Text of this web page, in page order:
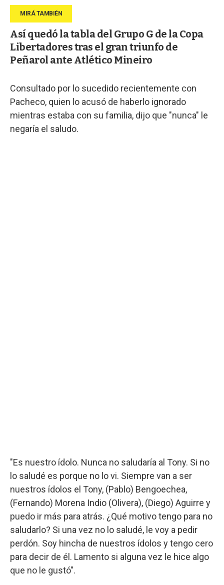
Así quedó la tabla del Grupo G de la Copa
Libertadores tras el gran triunfo de
Peñarol ante Atlético Mineiro
Consultado por lo sucedido recientemente con
Pacheco, quien lo acusó de haberlo ignorado
mientras estaba con su familia, dijo que "nunca" le
negaría el saludo.
"Es nuestro ídolo. Nunca no saludaría al Tony. Si no
lo saludé es porque no lo vi. Siempre van a ser
nuestros ídolos el Tony, (Pablo) Bengoechea,
(Fernando) Morena Indio (Olivera), (Diego) Aguirre y
puedo ir más para atrás. ¿Qué motivo tengo para no
saludarlo? Si una vez no lo saludé, le voy a pedir
perdón. Soy hincha de nuestros ídolos y tengo cero
para decir de él. Lamento si alguna vez le hice algo
que no le gustó".